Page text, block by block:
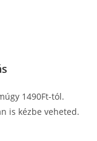
1490Ft-tól.
is kézbe veheted.